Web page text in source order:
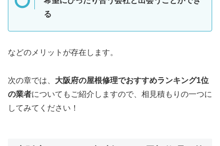
る
などのメリットが存在します。
次の章では、 大阪府の屋根修理でおすすめランキング1位
の業者についてもご紹介しますので、相見積もりの一つに
してみてください！